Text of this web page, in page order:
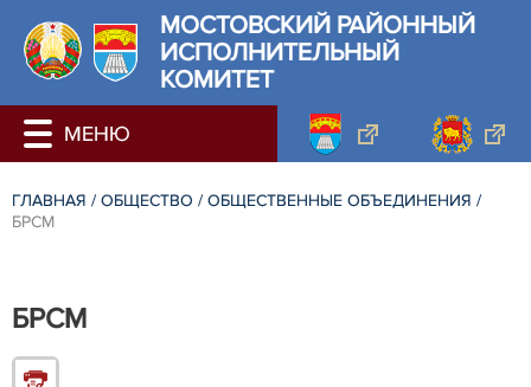
МОСТОВСКИЙ РАЙОННЫЙ
ИСПОЛНИТЕЛЬНЫЙ
КОМИТЕТ
ГЛАВНАЯ / ОБЩЕСТВО / ОБЩЕСТВЕННЫЕ ОБЪЕДИНЕНИЯ /
БРСМ
БРСМ